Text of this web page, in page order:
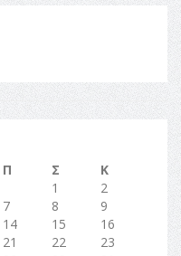
Π Σ
Κ
1
2
7 8
9
14 15
16
21 22
23